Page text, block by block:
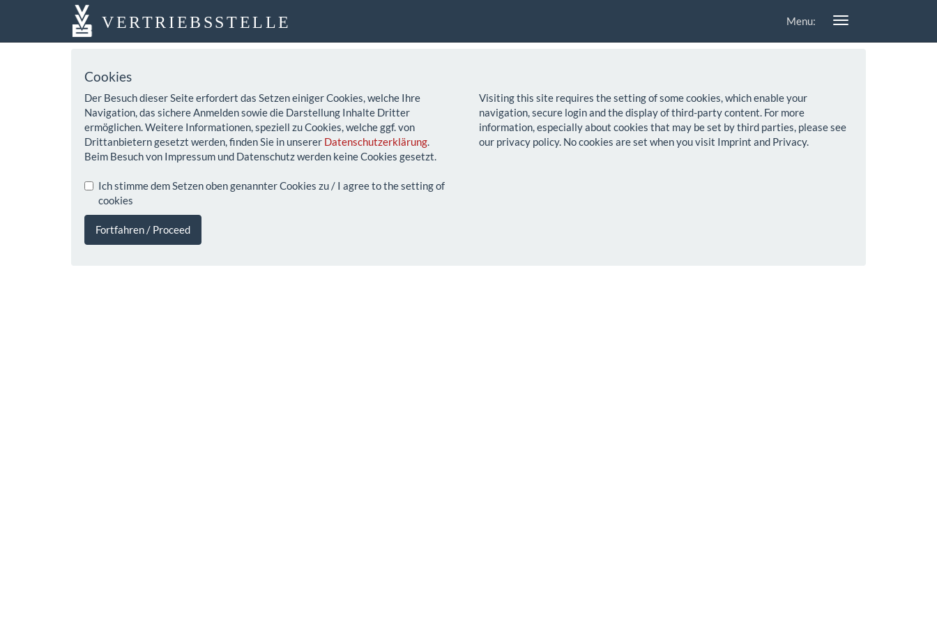
VERTRIEBSSTELLE Menu:
Cookies
Der Besuch dieser Seite erfordert das Setzen einiger Cookies, welche Ihre
Navigation, das sichere Anmelden sowie die Darstellung Inhalte Dritter
ermöglichen. Weitere Informationen, speziell zu Cookies, welche ggf. von
Drittanbietern gesetzt werden, finden Sie in unserer Datenschutzerklärung.
Beim Besuch von Impressum und Datenschutz werden keine Cookies gesetzt.
Ich stimme dem Setzen oben genannter Cookies zu / I agree to the setting of
cookies
Fortfahren / Proceed
Visiting this site requires the setting of some cookies, which enable your
navigation, secure login and the display of third-party content. For more
information, especially about cookies that may be set by third parties, please see
our privacy policy. No cookies are set when you visit Imprint and Privacy.